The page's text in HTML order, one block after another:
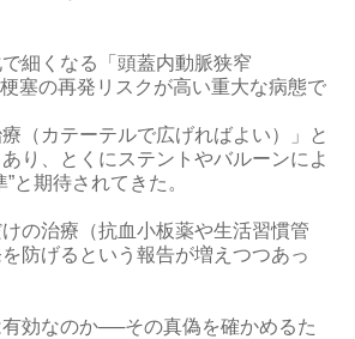
細くなる「頭蓋内動脈狭窄
塞の再発リスクが高い重大な病態で
（カテーテルで広げればよい）」と
り、とくにステントやバルーンによ
と期待されてきた。
の治療（抗血小板薬や生活習慣管
防げるという報告が増えつつあっ
効なのか──その真偽を確かめるた